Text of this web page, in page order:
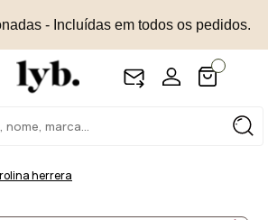
- Incluídas em todos os pedidos.
herrera